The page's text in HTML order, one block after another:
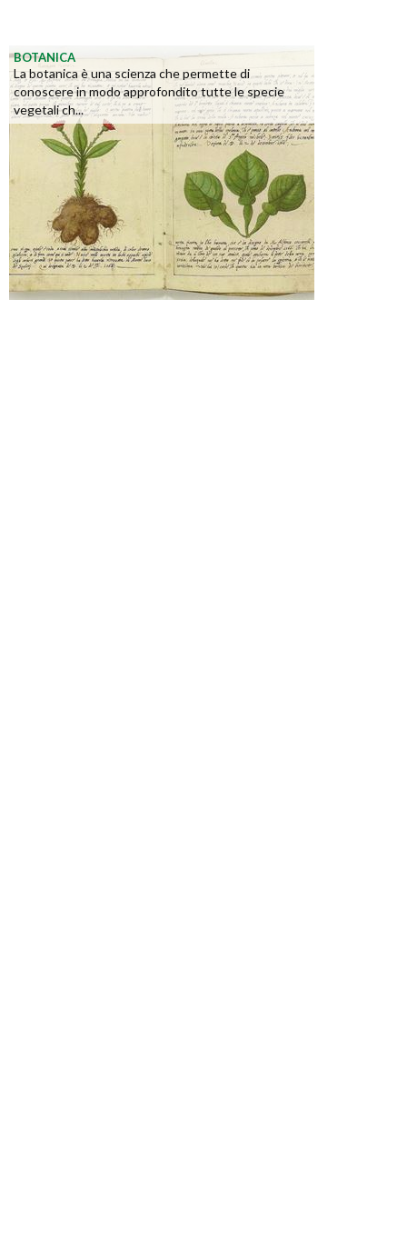
BOTANICA
La botanica è una scienza che permette di
conoscere in modo approfondito tutte le specie
vegetali ch...